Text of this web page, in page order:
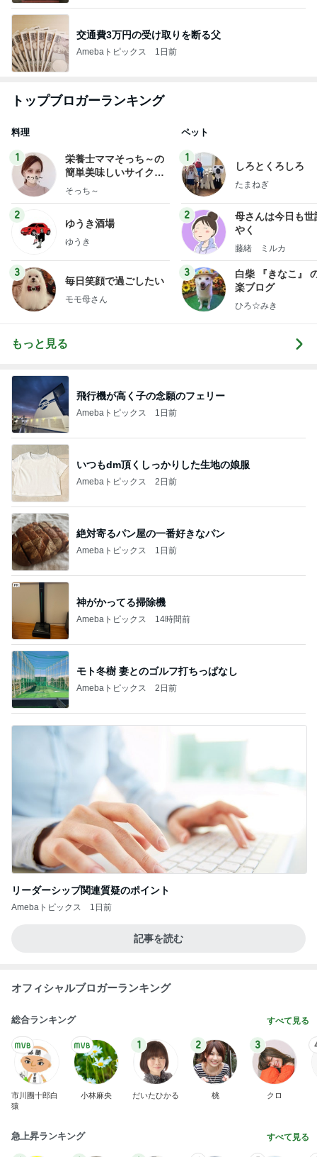
交通費3万円の受け取りを断る父
Amebaトピックス 1日前
トップブロガーランキング
料理
1
栄養士ママそっち～の
簡単美味しいサイクル
献立
そっち～
2
ゆうき酒場
ゆうき
3
毎日笑顔で過ごしたい
モモ母さん
ペット
1
しろとくろしろ
たまねぎ
2
母さんは今日も世
やく
藤緒 ミルカ
3
白柴 『きなこ』
楽ブログ
ひろ☆みき
もっと見る
飛行機が高く子の念願のフェリー
Amebaトピックス 1日前
いつもdm頂くしっかりした生地の娘服
Amebaトピックス 2日前
絶対寄るパン屋の一番好きなパン
Amebaトピックス 1日前
神がかってる掃除機
Amebaトピックス 14時間前
モト冬樹 妻とのゴルフ打ちっぱなし
Amebaトピックス 2日前
リーダーシップ関連質疑のポイント
Amebaトピックス 1日前
記事を読む
オフィシャルブロガーランキング
総合ランキング すべて見る
市川團十郎白
猿
小林麻央
1
だいたひかる
2
桃
3
クロ
急上昇ランキング すべて見る